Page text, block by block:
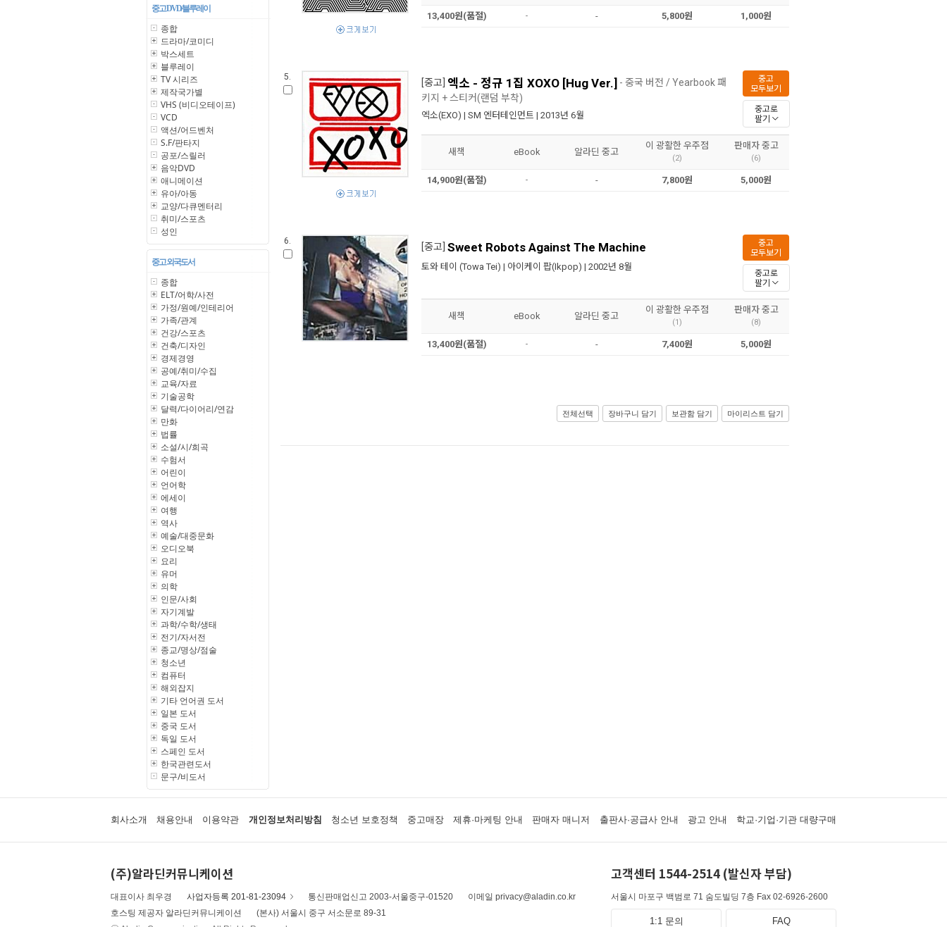
중고 DVD/블루레이
종합
드라마/코미디
박스세트
블루레이
TV 시리즈
제작국가별
VHS (비디오테이프)
VCD
액션/어드벤처
S.F/판타지
공포/스릴러
음악DVD
애니메이션
유아/아동
교양/다큐멘터리
취미/스포츠
성인
중고 외국도서
종합
ELT/어학/사전
가정/원예/인테리어
가족/관계
건강/스포츠
건축/디자인
경제경영
공예/취미/수집
교육/자료
기술공학
달력/다이어리/연감
만화
법률
소설/시/희곡
수험서
어린이
언어학
에세이
여행
역사
예술/대중문화
오디오북
요리
유머
의학
인문/사회
자기계발
과학/수학/생태
전기/자서전
종교/명상/점술
청소년
컴퓨터
해외잡지
기타 언어권 도서
일본 도서
중국 도서
독일 도서
스페인 도서
한국관련도서
문구/비도서
13,400원(품절) - - 5,800원 1,000원
5. [중고] 엑소 - 정규 1집 XOXO [Hug Ver.] - 중국 버전 / Yearbook 패
키지 + 스티커(랜덤 부착)
엑소(EXO) | SM 엔터테인먼트 | 2013년 6월
중고
모두보기
중고로
팔기
새책 eBook 알라딘 중고
이 광활한 우주점
(2)
판매자 중고
(6)
14,900원(품절) - - 7,800원 5,000원
6. [중고] Sweet Robots Against The Machine
토와 테이 (Towa Tei) | 아이케이 팝(Ikpop) | 2002년 8월
중고
모두보기
중고로
팔기
새책 eBook 알라딘 중고
이 광활한 우주점
(1)
판매자 중고
(8)
13,400원(품절) - - 7,400원 5,000원
전체선택 장바구니 담기 보관함 담기 마이리스트 담기
회사소개 채용안내 이용약관 개인정보처리방침 청소년 보호정책 중고매장 제휴·마케팅 안내 판매자 매니저 출판사·공급사 안내 광고 안내 학교·기업·기관 대량구매
(주)알라딘커뮤니케이션
대표이사 최우경 사업자등록 201-81-23094 통신판매업신고 2003-서울중구-01520
이메일 privacy@aladin.co.kr
호스팅 제공자 알라딘커뮤니케이션
(본사) 서울시 중구 서소문로 89-31
고객센터 1544-2514 (발신자 부담)
서울시 마포구 백범로 71 숨도빌딩 7층 Fax 02-6926-2600
1:1 문의 FAQ